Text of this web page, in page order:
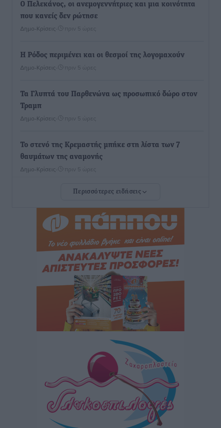
Ο Πελεκάνος, οι ανεμογεννήτριες και μια κοινότητα
που κανείς δεν ρώτησε
Δημο-Κρίσεις πριν 5 ώρες
Η Ρόδος περιμένει και οι θεσμοί της λογομαχούν
Δημο-Κρίσεις πριν 5 ώρες
Τα Γλυπτά του Παρθενώνα ως προσωπικό δώρο στον
Τραμπ
Δημο-Κρίσεις πριν 5 ώρες
Το στενό της Κρεμαστής μπήκε στη λίστα των 7
θαυμάτων της αναμονής
Δημο-Κρίσεις πριν 5 ώρες
ΣΕΤΕ: Σημαντική θεσμική εξέλιξη η ΚΥΑ για το ΕΧΠ
για τον τουρισμό
• πριν 5 ώρες
Γ. Χατζημάρκος: “Δύο μεγάλες δεσμεύσεις
Γεωργιάδη” – Κίνητρα για τους γιατρούς των νησιών
και συνεργασία Ρόδου με το Αττικόν για το
Ακτινοθεραπευτικό
πριν 5 ώρες
Σούπερ μάρκετ: Διευρύνεται η εθνική πρωτοβουλία
για τις τιμές – Eρχονται νέες συμμετοχές εταιρειών
Συνελήφθησαν έξι άτομα για ηχορύπανση από
καταστήματα στο Νότιο Αιγαίο
Τοπικές Ειδήσεις• πριν 6 ώρες
15 Αυγούστου 2026: Πώς θα πληρωθούν όσοι
Περισσότερες ειδήσεις